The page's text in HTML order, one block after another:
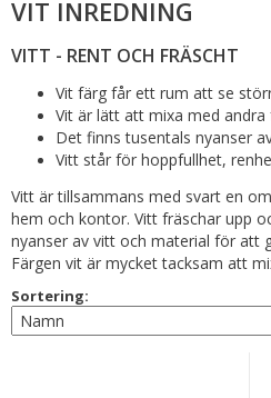
VIT INREDNING
VITT - RENT OCH FRÄSCHT
Vit färg får ett rum att se
Vit är lätt att mixa med andra
Det finns tusentals nyanser
Vitt står för hoppfullhet,
Vitt är tillsammans med svart en
hem och kontor. Vitt fräschar upp
nyanser av vitt och material för att
Färgen vit är mycket tacksam att
Sortering: